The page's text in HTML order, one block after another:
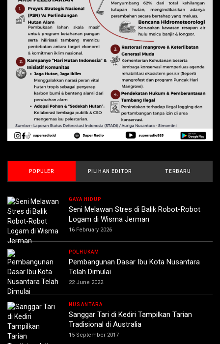
POPULER PILIHAN EDITOR TERBARU
GAYA HIDUP
Seni Melawan Stres di Balik Robot-Robot
Logam di Wisma Jerman
16 February 2026
POLHUKAM
Pembangunan Dasar Ibu Kota Nusantara
Telah Dimulai
22 June 2022
NUSANTARA
Sanggar Tari di Kediri Tampilkan Tarian
Tradisional di Australia
15 September 2017